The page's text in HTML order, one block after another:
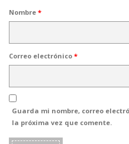
Nombre *
Correo electrónico *
Guarda mi nombre, correo
la próxima vez que comente.